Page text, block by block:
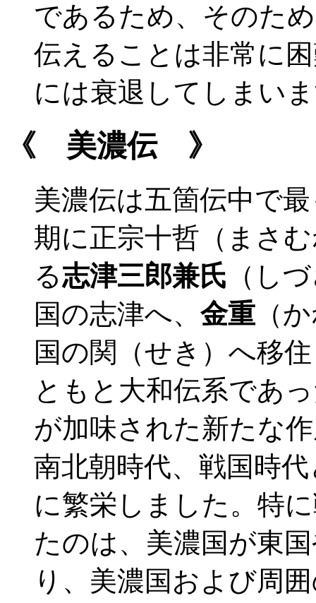
であるため、そのた
伝えることは非常に
には衰退してしまい
《 美濃伝 》
美濃伝は五箇伝中で
期に正宗十哲（まさ
る志津三郎兼氏 （し
国の志津へ、 金重 （
国の関（せき）へ移
ともと大和伝系であ
が加味された新たな
南北朝時代、戦国時
に繁栄しました。特
たのは、美濃国が東
り、美濃国および周